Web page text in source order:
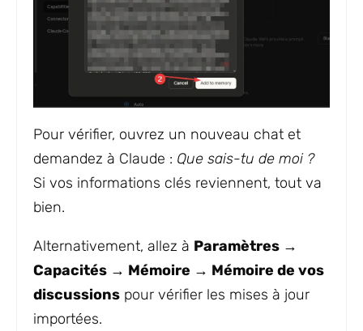
Pour vérifier, ouvrez un nouveau chat et
demandez à Claude : Que sais-tu de moi ?
Si vos informations clés reviennent, tout va
bien.
Alternativement, allez à Paramètres →
Capacités → Mémoire → Mémoire de vos
discussions pour vérifier les mises à jour
importées.